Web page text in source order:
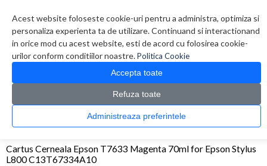
Acest website foloseste cookie-uri pentru a administra, optimiza si
personaliza experienta ta de utilizare. Continuand si interactionand
in orice mod cu acest website, esti de acord cu folosirea cookie-
urilor conform conditiilor noastre.Politica Cookie
Accepta toate
Refuza toate
Administreaza preferintele
0 produs(e)
CATALOG PRODUSE
Consumabile originale > Inkjet > Cartus Cerneala Epson T7633
Cartus Cerneala Epson T7633 Magenta 70ml for Epson Stylus
L800 C13T67334A10